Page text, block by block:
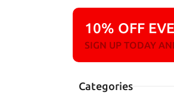
10% OFF
SIGN UP TODAY
Categories